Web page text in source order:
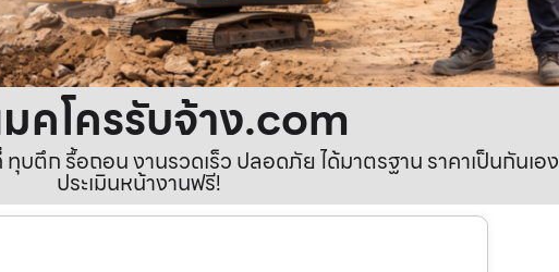
คโครรับจ้าง.com
บตึก รื้อถอน งานรวดเร็ว ปลอดภัย ได้มาตรฐาน ราคาเป็นกันเอง
ประเมินหน้างานฟรี!